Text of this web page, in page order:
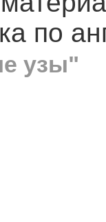
по
узы"